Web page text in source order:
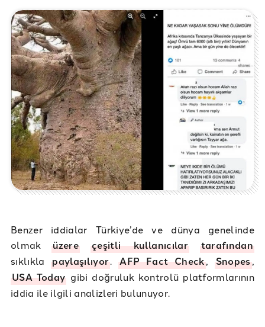
Benzer iddialar Türkiye’de ve dünya genelinde
olmaküzere çeşitlikullanıcılar tarafından
sıklıklapaylaşılıyor.AFP Fact Check, Snopes,
USA Today gibi doğruluk kontrolü platformlarının
iddia ile ilgili analizleri bulunuyor.